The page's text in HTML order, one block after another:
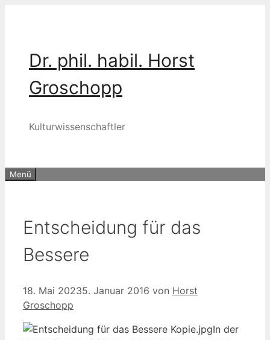
Dr. phil. habil. Horst
Groschopp
Kulturwissenschaftler
Menü
Entscheidung für das
Bessere
18. Mai 20235. Januar 2016 von Horst
Groschopp
In der